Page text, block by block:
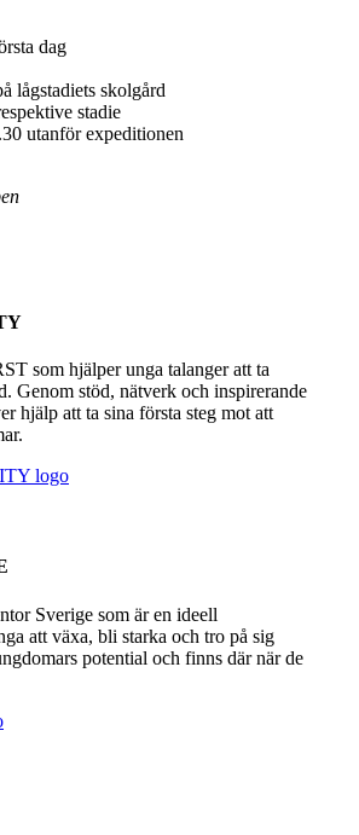
dag
lågstadiets skolgård
stadie
utanför expeditionen
som hjälper unga talanger att ta
Genom stöd, nätverk och inspirerande
hjälp att ta sina första steg mot att
Sverige som är en ideell
att växa, bli starka och tro på sig
potential och finns där när de